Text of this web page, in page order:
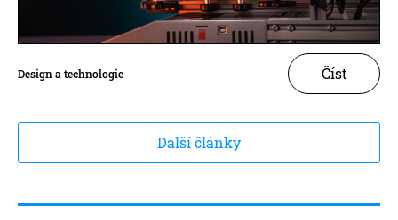
Design a technologie Číst
Další články